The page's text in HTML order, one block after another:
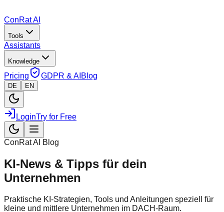
ConRat AI
Tools
Assistants
Knowledge
Pricing GDPR & AI Blog
DE EN
LoginTry for Free
ConRat AI Blog
KI-News & Tipps für dein
Unternehmen
Praktische KI-Strategien, Tools und Anleitungen speziell für
kleine und mittlere Unternehmen im DACH-Raum.